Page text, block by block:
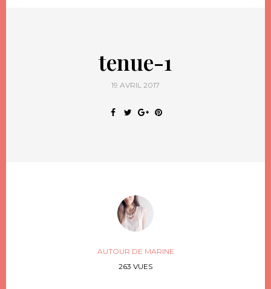
tenue-1
19 AVRIL 2017
AUTOUR DE MARINE
263 VUES